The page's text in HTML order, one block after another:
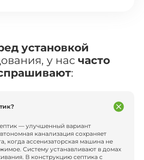
установкой
у нас часто
:
— улучшенный вариант
канализация сохраняет
когда ассенизаторская машина не
Систему устанавливают в домах
В конструкцию септика с